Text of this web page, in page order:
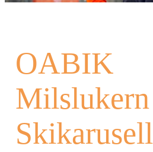
OABIK
Milslukern
Skikarusell